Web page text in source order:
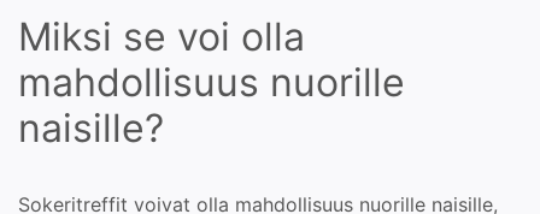
Miksi se voi olla
mahdollisuus nuorille
naisille?
Sokeritreffit voivat olla mahdollisuus nuorille naisille,